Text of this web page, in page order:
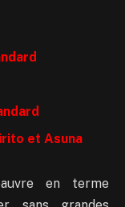
et Asuna
en terme